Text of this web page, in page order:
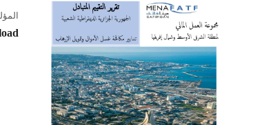
المؤلف,